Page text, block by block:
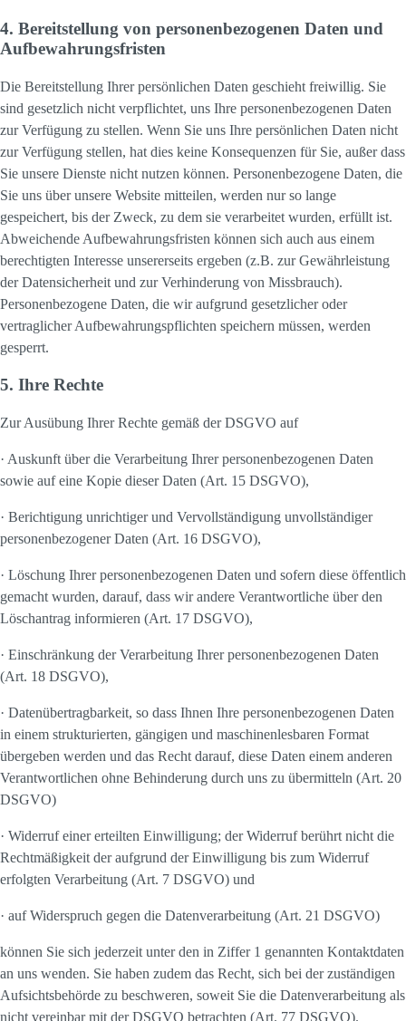
4. Bereitstellung von personenbezogenen Daten und
Aufbewahrungsfristen
Die Bereitstellung Ihrer persönlichen Daten geschieht freiwillig. Sie
sind gesetzlich nicht verpflichtet, uns Ihre personenbezogenen Daten
zur Verfügung zu stellen. Wenn Sie uns Ihre persönlichen Daten nicht
zur Verfügung stellen, hat dies keine Konsequenzen für Sie, außer dass
Sie unsere Dienste nicht nutzen können. Personenbezogene Daten, die
Sie uns über unsere Website mitteilen, werden nur so lange
gespeichert, bis der Zweck, zu dem sie verarbeitet wurden, erfüllt ist.
Abweichende Aufbewahrungsfristen können sich auch aus einem
berechtigten Interesse unsererseits ergeben (z.B. zur Gewährleistung
der Datensicherheit und zur Verhinderung von Missbrauch).
Personenbezogene Daten, die wir aufgrund gesetzlicher oder
vertraglicher Aufbewahrungspflichten speichern müssen, werden
gesperrt.
5. Ihre Rechte
Zur Ausübung Ihrer Rechte gemäß der DSGVO auf
· Auskunft über die Verarbeitung Ihrer personenbezogenen Daten
sowie auf eine Kopie dieser Daten (Art. 15 DSGVO),
· Berichtigung unrichtiger und Vervollständigung unvollständiger
personenbezogener Daten (Art. 16 DSGVO),
· Löschung Ihrer personenbezogenen Daten und sofern diese öffentlich
gemacht wurden, darauf, dass wir andere Verantwortliche über den
Löschantrag informieren (Art. 17 DSGVO),
· Einschränkung der Verarbeitung Ihrer personenbezogenen Daten
(Art. 18 DSGVO),
· Datenübertragbarkeit, so dass Ihnen Ihre personenbezogenen Daten
in einem strukturierten, gängigen und maschinenlesbaren Format
übergeben werden und das Recht darauf, diese Daten einem anderen
Verantwortlichen ohne Behinderung durch uns zu übermitteln (Art. 20
DSGVO)
· Widerruf einer erteilten Einwilligung; der Widerruf berührt nicht die
Rechtmäßigkeit der aufgrund der Einwilligung bis zum Widerruf
erfolgten Verarbeitung (Art. 7 DSGVO) und
· auf Widerspruch gegen die Datenverarbeitung (Art. 21 DSGVO)
können Sie sich jederzeit unter den in Ziffer 1 genannten Kontaktdaten
an uns wenden. Sie haben zudem das Recht, sich bei der zuständigen
Aufsichtsbehörde zu beschweren, soweit Sie die Datenverarbeitung als
nicht vereinbar mit der DSGVO betrachten (Art. 77 DSGVO).